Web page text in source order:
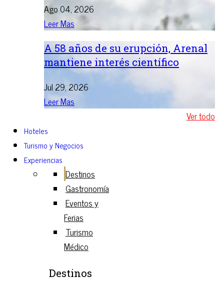
Ago 04, 2026
Leer Mas
A 58 años de su erupción, Arenal
mantiene interés científico
Jul 29, 2026
Leer Mas
Ver todo
Hoteles
Turismo y Negocios
Experiencias
Destinos
Gastronomía
Eventos y
Ferias
Turismo
Médico
Destinos